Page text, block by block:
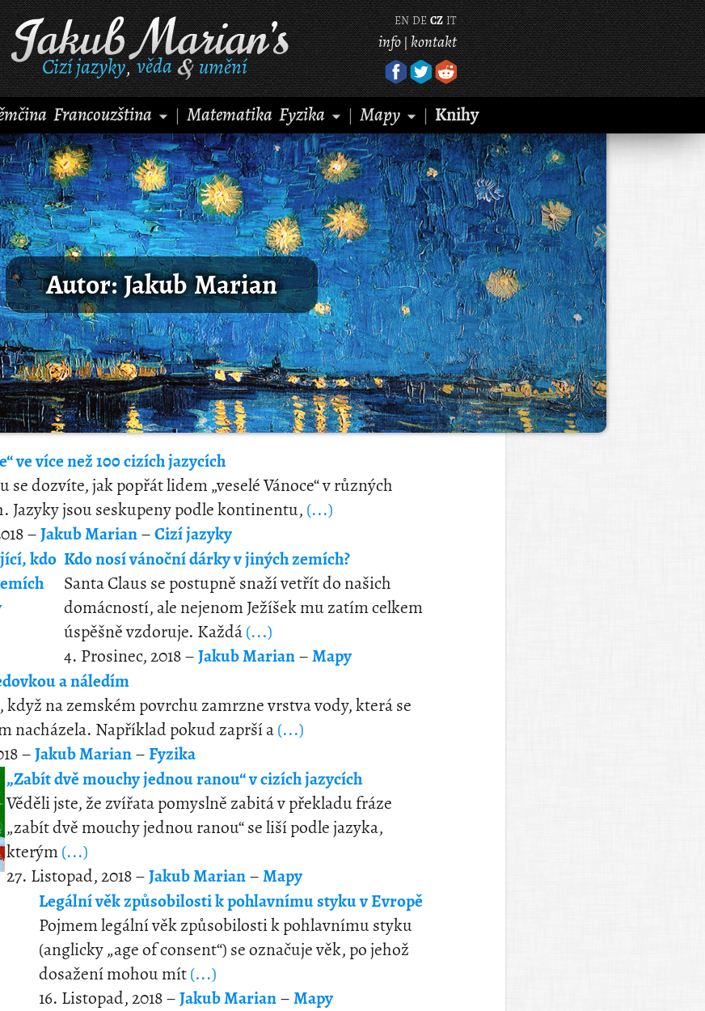
Cizí jazyky,věda umění
EN DE CZ IT
info|kontakt
Francouzština | Matematika Fyzika | Mapy | Knihy
Autor: Jakub Marian
ve více než 100 cizích jazycích
se dozvíte, jak popřát lidem „veselé Vánoce“ v různých
Jazyky jsou seskupeny podle kontinentu, (...)
–Jakub Marian–Cizí jazyky
Kdo nosí vánoční dárky v jiných zemích?
Santa Claus se postupně snaží vetřít do našich
domácností, ale nejenom Ježíšek mu zatím celkem
úspěšně vzdoruje. Každá(...)
4. Prosinec, 2018 –Jakub Marian–Mapy
a náledím
na zemském povrchu zamrzne vrstva vody, která se
nacházela. Například pokud zaprší a(...)
–Jakub Marian–Fyzika
„Zabít dvě mouchy jednou ranou“ v cizích jazycích
Věděli jste, že zvířata pomyslně zabitá v překladu fráze
„zabít dvě mouchy jednou ranou“ se liší podle jazyka,
kterým(...)
27. Listopad, 2018 –Jakub Marian–Mapy
Legální věk způsobilosti k pohlavnímu styku v Evropě
Pojmem legální věk způsobilosti k pohlavnímu styku
(anglicky „age of consent“) se označuje věk, po jehož
dosažení mohou mít(...)
16. Listopad, 2018 –Jakub Marian–Mapy